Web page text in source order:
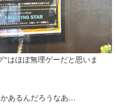
はほぼ無理ゲーだと思いま
あるんだろうなあ…